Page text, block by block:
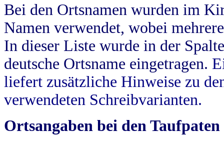
Bei den Ortsnamen wurden im
Namen verwendet, wobei
In dieser Liste wurde in der
deutsche Ortsname eingetragen.
liefert zusätzliche Hinweise zu
verwendeten Schreibvarianten.
Ortsangaben bei den Taufpaten